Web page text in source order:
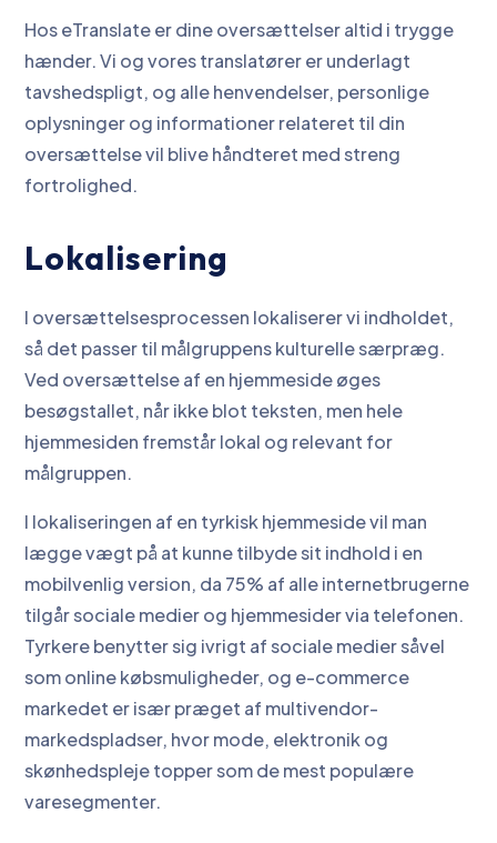
Hos eTranslate er dine oversættelser altid i trygge
hænder. Vi og vores translatører er underlagt
tavshedspligt, og alle henvendelser, personlige
oplysninger og informationer relateret til din
oversættelse vil blive håndteret med streng
fortrolighed.
Lokalisering
I oversættelsesprocessen lokaliserer vi indholdet,
så det passer til målgruppens kulturelle særpræg.
Ved oversættelse af en hjemmeside øges
besøgstallet, når ikke blot teksten, men hele
hjemmesiden fremstår lokal og relevant for
målgruppen.
I lokaliseringen af en tyrkisk hjemmeside vil man
lægge vægt på at kunne tilbyde sit indhold i en
mobilvenlig version, da 75% af alle internetbrugerne
tilgår sociale medier og hjemmesider via telefonen.
Tyrkere benytter sig ivrigt af sociale medier såvel
som online købsmuligheder, og e-commerce
markedet er især præget af multivendor-
markedspladser, hvor mode, elektronik og
skønhedspleje topper som de mest populære
varesegmenter.